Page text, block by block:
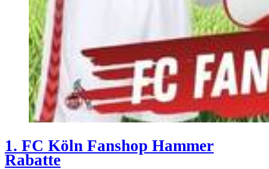
1. FC Köln Fanshop Hammer
Rabatte